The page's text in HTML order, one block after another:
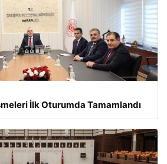
İlk Oturumda Tamamlandı